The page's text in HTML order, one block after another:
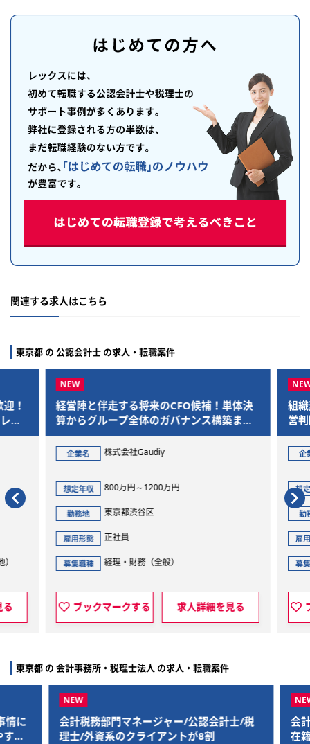
関連する求人はこちら
東京都 の 公認会計士 の求人・転職案件
！
ー
経営陣と伴走する将来のCFO候補！単体決
算からグループ全体のガバナンス構築まで
を一気通貫で担当
企業名 株式会社Gaudiy
想定年収 800万円～1200万円
勤務地 東京都渋谷区
雇用形態 正社員
募集職種 経理・財務（全般）
ブックマークする 求人詳細を見る
組
営
企
想定
勤
雇
募
東京都 の 会計事務所・税理士法人 の求人・転職案件
に
さ
会計税務部門マネージャー/公認会計士/税
理士/外資系のクライアントが8割
会
在